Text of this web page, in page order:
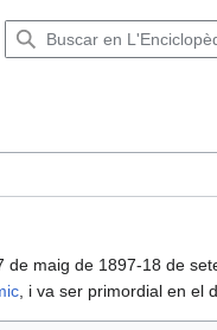
de maig de 1897-18 de
, i va ser primordial en el